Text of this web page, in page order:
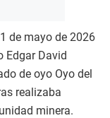
de mayo de 2026
Edgar David
de oyo Oyo del
realizaba
minera.